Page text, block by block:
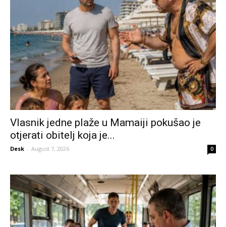
Vlasnik jedne plaže u Mamaiji pokušao je
otjerati obitelj koja je...
Desk - August 7, 2026 0